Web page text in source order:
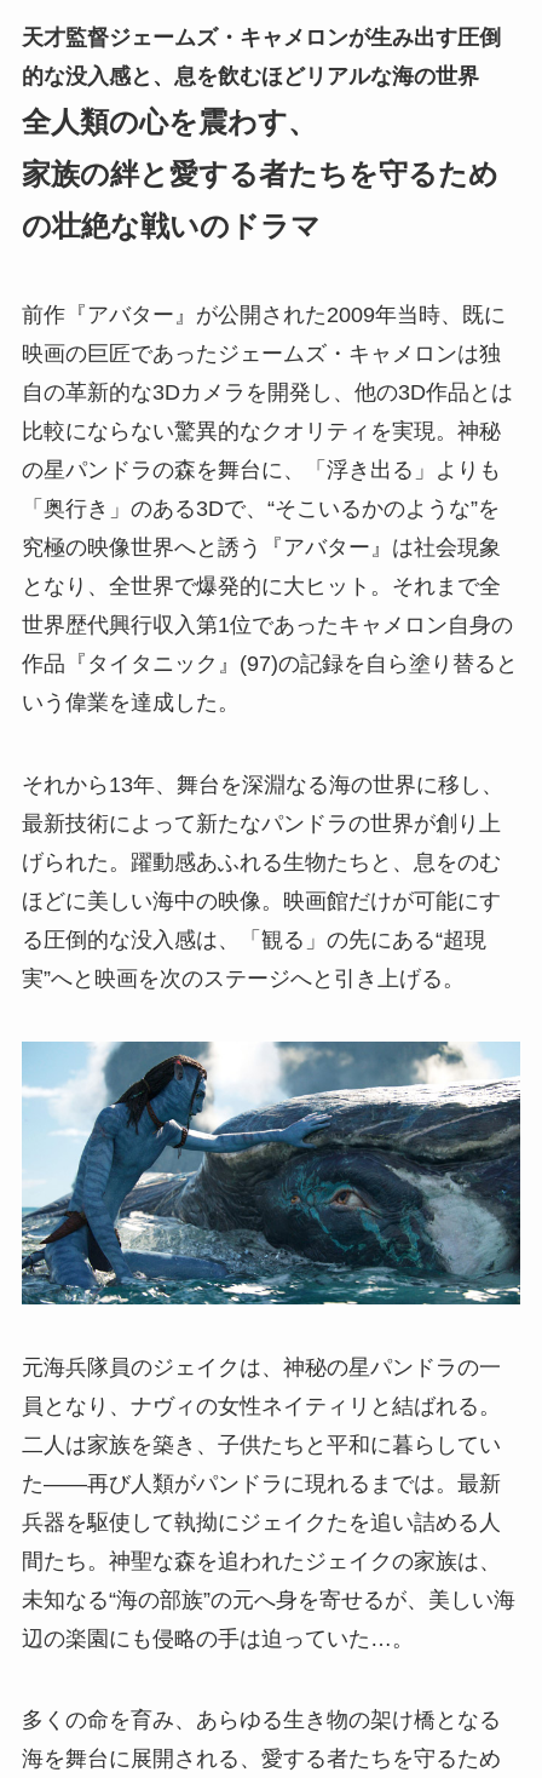
天才監督ジェームズ・キャメロンが生み出す圧倒
的な没入感と、息を飲むほどリアルな海の世界
全人類の心を震わす、
家族の絆と愛する者たちを守るため
の壮絶な戦いのドラマ
前作『アバター』が公開された2009年当時、既に
映画の巨匠であったジェームズ・キャメロンは独
自の革新的な3Dカメラを開発し、他の3D作品とは
比較にならない驚異的なクオリティを実現。神秘
の星パンドラの森を舞台に、「浮き出る」よりも
「奥行き」のある3Dで、“そこいるかのような”を
究極の映像世界へと誘う『アバター』は社会現象
となり、全世界で爆発的に大ヒット。それまで全
世界歴代興行収入第1位であったキャメロン自身の
作品『タイタニック』(97)の記録を自ら塗り替ると
いう偉業を達成した。
それから13年、舞台を深淵なる海の世界に移し、
最新技術によって新たなパンドラの世界が創り上
げられた。躍動感あふれる生物たちと、息をのむ
ほどに美しい海中の映像。映画館だけが可能にす
る圧倒的な没入感は、「観る」の先にある“超現
実”へと映画を次のステージへと引き上げる。
元海兵隊員のジェイクは、神秘の星パンドラの一
員となり、ナヴィの女性ネイティリと結ばれる。
二人は家族を築き、子供たちと平和に暮らしてい
た――再び人類がパンドラに現れるまでは。最新
兵器を駆使して執拗にジェイクたを追い詰める人
間たち。神聖な森を追われたジェイクの家族は、
未知なる“海の部族”の元へ身を寄せるが、美しい海
辺の楽園にも侵略の手は迫っていた…。
多くの命を育み、あらゆる生き物の架け橋となる
海を舞台に展開される、愛する者たちを守るため